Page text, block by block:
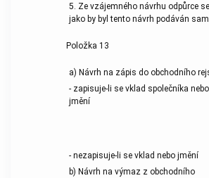
5. Ze vzájemného návrhu odpůrce
jako by byl tento návrh podáván
Položka 13
a) Návrh na zápis do obchodního
- zapisuje-li se vklad společníka nebo
jmění
- nezapisuje-li se vklad nebo jmění
b) Návrh na výmaz z obchodního